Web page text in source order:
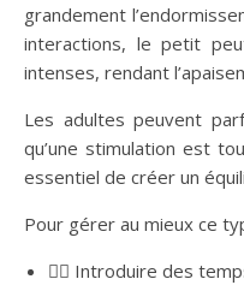
grandement
interactions, le petit
intenses, rendant
Les adultes peuvent
qu’une stimulation est
essentiel de créer un
Pour gérer au mieux ce
🧘‍♀️ Introduire des